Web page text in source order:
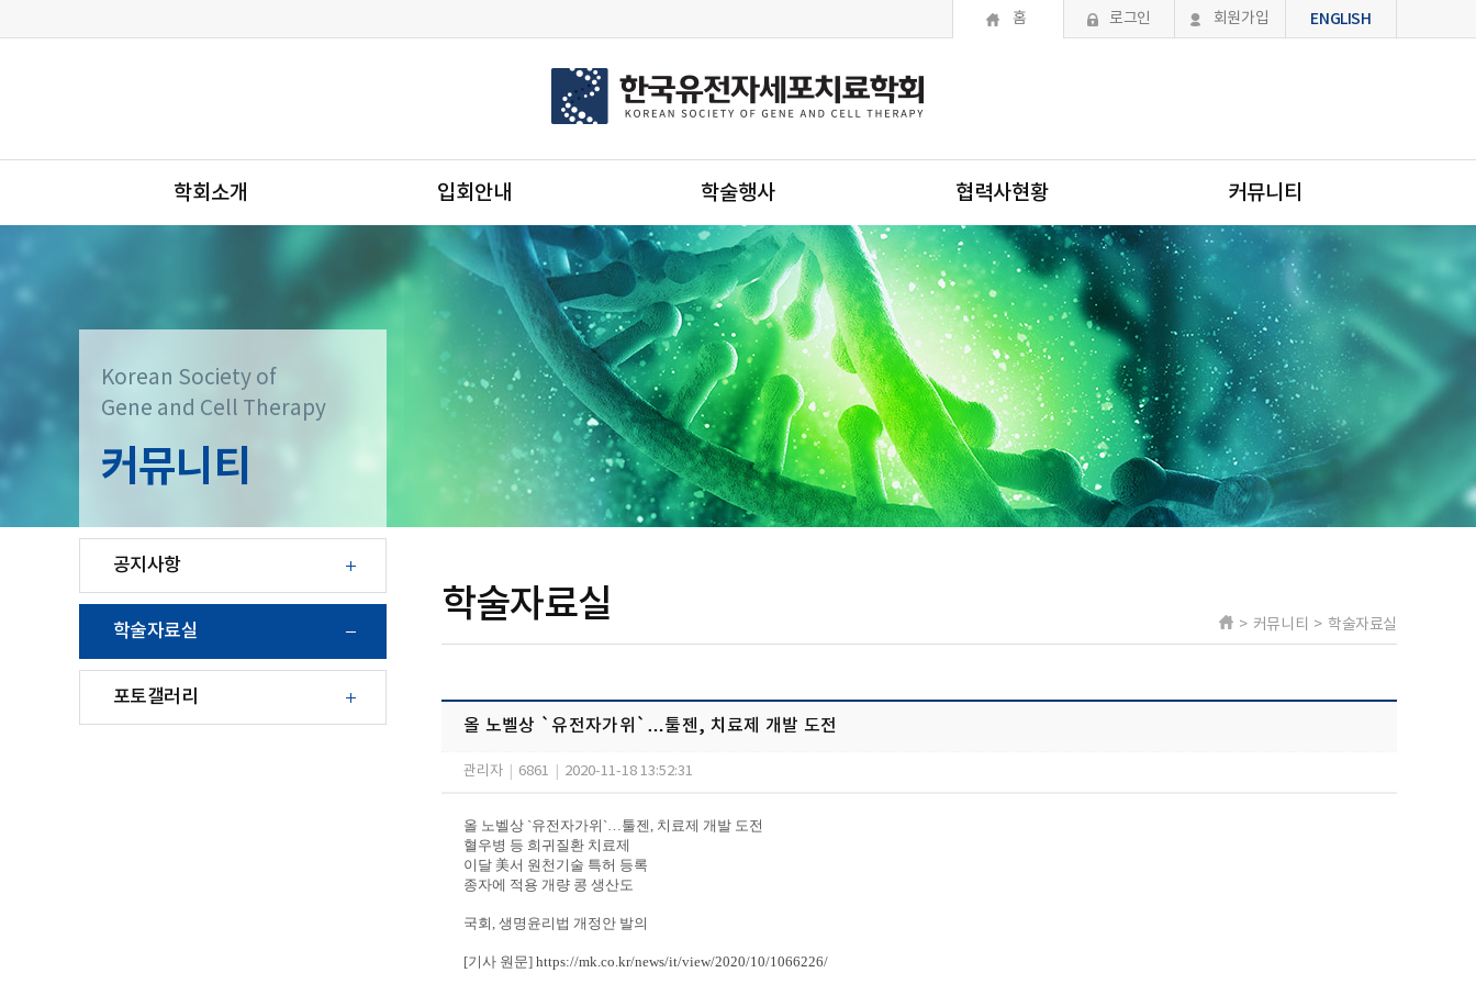
홈 로그인 회원가입 ENGLISH
학회소개 입회안내 학술행사 협력사현황 커뮤니티
Korean Society of
Gene and Cell Therapy
커뮤니티
공지사항
학술자료실
포토갤러리
학술자료실 > 커뮤니티 > 학술자료실
올 노벨상 `유전자가위`…툴젠, 치료제 개발 도전
관리자 6861 2020-11-18 13:52:31
올 노벨상 `유전자가위`…툴젠, 치료제 개발 도전
혈우병 등 희귀질환 치료제
이달 美서 원천기술 특허 등록
종자에 적용 개량 콩 생산도
국회, 생명윤리법 개정안 발의
[기사 원문] https://mk.co.kr/news/it/view/2020/10/1066226/